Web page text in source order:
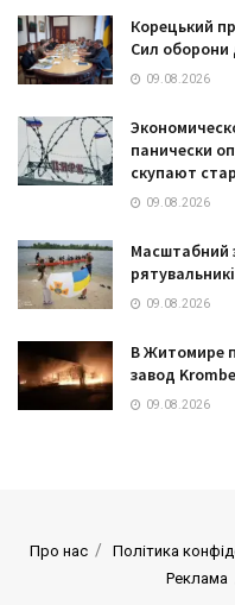
Корецький
Сил оборони
09.08.2026
панически
скупают
09.08.2026
Масштабний
09.08.2026
В Житомире
завод
09.08.2026
Про нас Політика
Реклама